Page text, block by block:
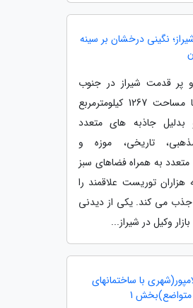
نگینی درخشان بر سینه
پر قدمت شیراز در جنوب
غربی ایران با مساحت 1267 کیلومترمربع
جاذبه های متعدد
تاریخی، موزه و
متعدد به همراه فضاهای سبز
هزاران توریست علاقمند را
می کند. یکی از دیدنی
وکیل در شیراز...
با ساختمانهای
1